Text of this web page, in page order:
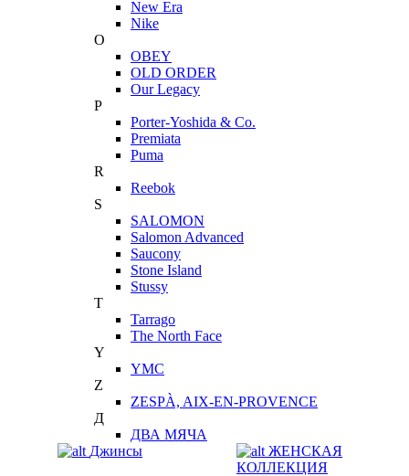
New Era
Nike
O
OBEY
OLD ORDER
Our Legacy
P
Porter-Yoshida & Co.
Premiata
Puma
R
Reebok
S
SALOMON
Salomon Advanced
Saucony
Stone Island
Stussy
T
Tarrago
The North Face
Y
YMC
Z
ZESPÀ, AIX-EN-PROVENCE
Д
ДВА МЯЧА
Джинсы
ЖЕНСКАЯ
КОЛЛЕКЦИЯ